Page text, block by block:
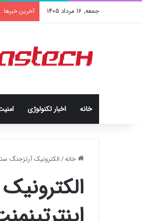
جمعه, 16 مرداد 1405 آخرین خبرها
خانه اخبار تکنولوژی
خانه/الکترونیک آرتزجنگ